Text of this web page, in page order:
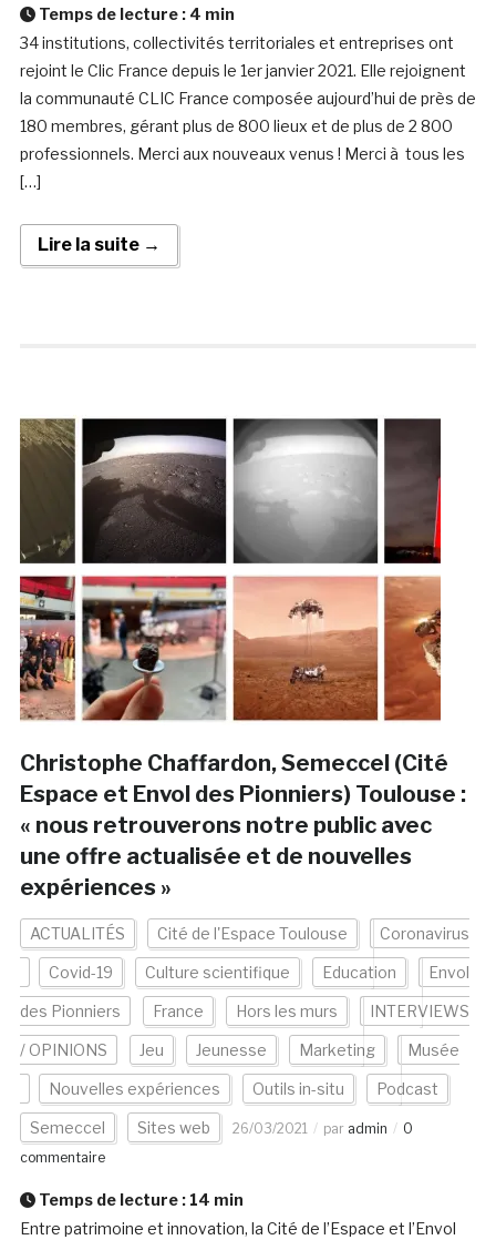
Temps de lecture : 4 min
34 institutions, collectivités territoriales et entreprises ont
rejoint le Clic France depuis le 1er janvier 2021. Elle rejoignent
la communauté CLIC France composée aujourd’hui de près de
180 membres, gérant plus de 800 lieux et de plus de 2 800
professionnels. Merci aux nouveaux venus ! Merci à tous les
[…]
Lire la suite →
Christophe Chaffardon, Semeccel (Cité
Espace et Envol des Pionniers) Toulouse :
« nous retrouverons notre public avec
une offre actualisée et de nouvelles
expériences »
ACTUALITÉS Cité de l'Espace Toulouse Coronavirus
Covid-19 Culture scientifique Education Envol
des Pionniers France Hors les murs INTERVIEWS
/ OPINIONS Jeu Jeunesse Marketing Musée
Nouvelles expériences Outils in-situ Podcast
Semeccel Sites web 26/03/2021 par admin
0
commentaire
Temps de lecture : 14 min
Entre patrimoine et innovation, la Cité de l’Espace et l’Envol